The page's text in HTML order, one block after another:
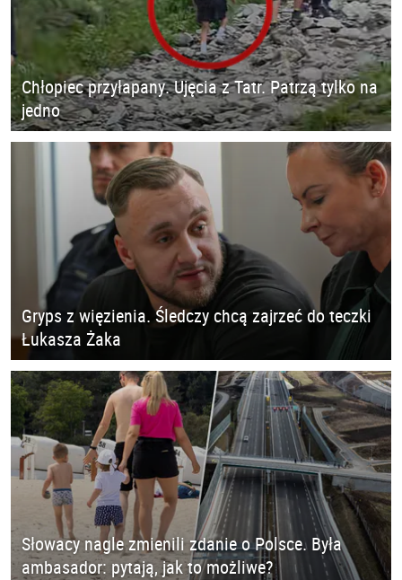
Chłopiec przyłapany. Ujęcia z Tatr. Patrzą tylko na
jedno
Gryps z więzienia. Śledczy chcą zajrzeć do teczki
Łukasza Żaka
Słowacy nagle zmienili zdanie o Polsce. Była
ambasador: pytają, jak to możliwe?